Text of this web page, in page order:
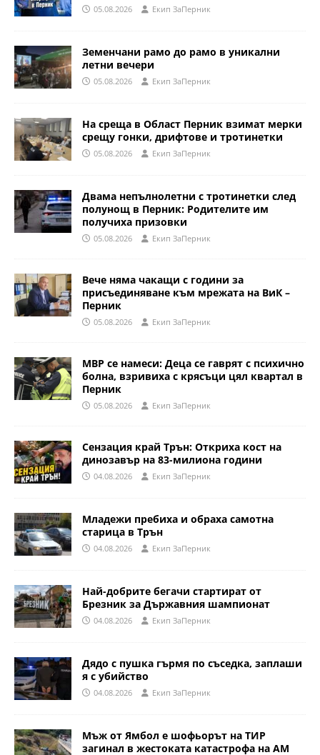
05.08.2026 Eкип ЗаПерник
Земенчани рамо до рамо в уникални
летни вечери
05.08.2026 Eкип ЗаПерник
На среща в Област Перник взимат мерки
срещу гонки, дрифтове и тротинетки
05.08.2026 Eкип ЗаПерник
Двама непълнолетни с тротинетки след
полунощ в Перник: Родителите им
получиха призовки
05.08.2026 Eкип ЗаПерник
Вече няма чакащи с години за
присъединяване към мрежата на ВиК –
Перник
05.08.2026 Eкип ЗаПерник
МВР се намеси: Деца се гаврят с психично
болна, взривиха с крясъци цял квартал в
Перник
05.08.2026 Eкип ЗаПерник
Сензация край Трън: Откриха кост на
динозавър на 83-милиона години
04.08.2026 Eкип ЗаПерник
Младежи пребиха и обраха самотна
старица в Трън
04.08.2026 Eкип ЗаПерник
Най-добрите бегачи стартират от
Брезник за Държавния шампионат
04.08.2026 Eкип ЗаПерник
Дядо с пушка гърмя по съседка, заплаши
я с убийство
04.08.2026 Eкип ЗаПерник
Мъж от Ямбол е шофьорът на ТИР
загинал в жестоката катастрофа на АМ